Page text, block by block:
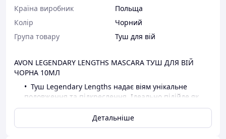
Країна виробник
Польща
Колір
Чорний
Група товару
Туш для вій
AVON LEGENDARY LENGTHS MASCARA ТУШ ДЛЯ ВІЙ
ЧОРНА 10МЛ
Туш Legendary Lengths надає віям унікальне
подовження та підкреслення. Ідеально підійде як
для повсякденного використання, так і для
виконання спеціальних завдань.
Опис товару
Детальніше